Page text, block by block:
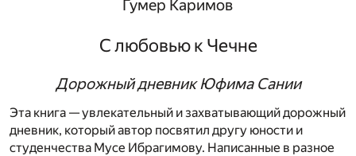
Гумер Каримов
С любовью к Чечне
Дорожный дневник Юфима Сании
Эта книга — увлекательный и захватывающий дорожный
дневник, который автор посвятил другу юности и
студенчества Мусе Ибрагимову. Написанные в разное